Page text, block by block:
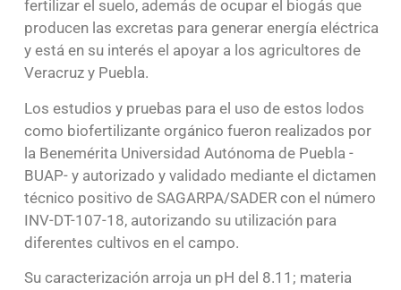
fertilizar el suelo, además de ocupar el biogás que
producen las excretas para generar energía eléctrica
y está en su interés el apoyar a los agricultores de
Veracruz y Puebla.
Los estudios y pruebas para el uso de estos lodos
como biofertilizante orgánico fueron realizados por
la Benemérita Universidad Autónoma de Puebla -
BUAP- y autorizado y validado mediante el dictamen
técnico positivo de SAGARPA/SADER con el número
INV-DT-107-18, autorizando su utilización para
diferentes cultivos en el campo.
Su caracterización arroja un pH del 8.11; materia